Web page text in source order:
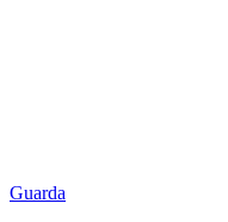
Guarda